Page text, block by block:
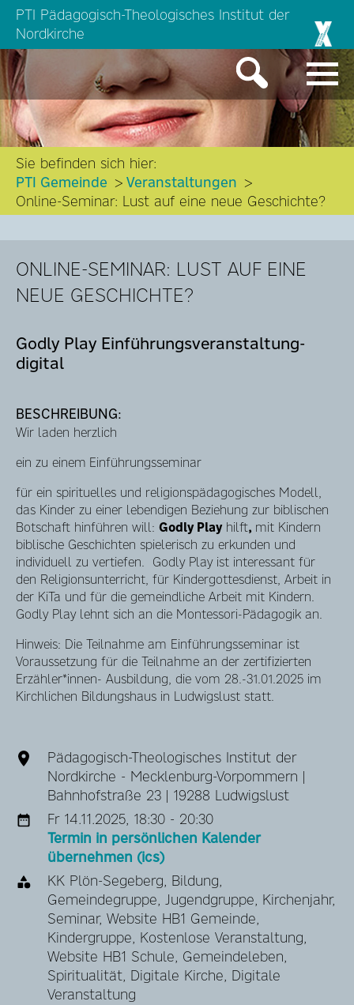
PTI Pädagogisch-Theologisches Institut der
Nordkirche
Sie befinden sich hier:
PTI Gemeinde
Veranstaltungen
Online-Seminar: Lust auf eine neue Geschichte?
ONLINE-SEMINAR: LUST AUF EINE
NEUE GESCHICHTE?
Godly Play Einführungsveranstaltung-
digital
BESCHREIBUNG:
Wir laden herzlich
ein zu einem Einführungsseminar
für ein spirituelles und religionspädagogisches Modell,
das Kinder zu einer lebendigen Beziehung zur biblischen
Botschaft hinführen will: Godly Playhilft, mit Kindern
biblische Geschichten spielerisch zu erkunden und
individuell zu vertiefen. Godly Play ist interessant für
den Religionsunterricht, für Kindergottesdienst, Arbeit in
der KiTa und für die gemeindliche Arbeit mit Kindern.
Godly Play lehnt sich an die Montessori-Pädagogik an.
Hinweis: Die Teilnahme am Einführungsseminar ist
Voraussetzung für die Teilnahme an der zertifizierten
Erzähler*innen- Ausbildung, die vom 28.-31.01.2025 im
Kirchlichen Bildungshaus in Ludwigslust statt.
Pädagogisch-Theologisches Institut der
Nordkirche - Mecklenburg-Vorpommern |
Bahnhofstraße 23 | 19288 Ludwigslust
Fr 14.11.2025, 18:30 - 20:30
Termin in persönlichen Kalender
übernehmen (ics)
KK Plön-Segeberg, Bildung,
Gemeindegruppe, Jugendgruppe, Kirchenjahr,
Seminar, Website HB1 Gemeinde,
Kindergruppe, Kostenlose Veranstaltung,
Website HB1 Schule, Gemeindeleben,
Spiritualität, Digitale Kirche, Digitale
Veranstaltung